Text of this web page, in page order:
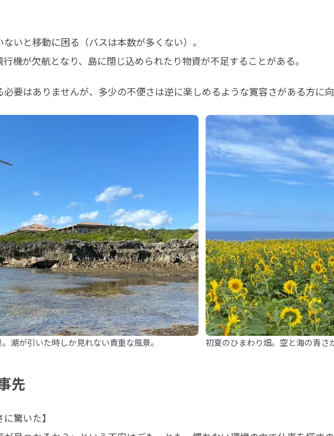
いと移動に困る（バスは本数が多くない）。
行機が欠航となり、島に閉じ込められたり物資が不足することがある。
要はありませんが、多少の不便さは逆に楽しめるような寛容さがある方に
潮が引いた時しか見れない貴重な風景。 初夏のひまわり畑。空と海の青さ
先
驚いた】